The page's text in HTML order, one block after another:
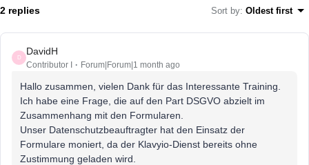
2 replies Sort by: Oldest first
D
DavidH
Contributor I Forum|Forum|1 month ago
Hallo zusammen, vielen Dank für das Interessante Training.
Ich habe eine Frage, die auf den Part DSGVO abzielt im
Zusammenhang mit den Formularen.
Unser Datenschutzbeauftragter hat den Einsatz der
Formulare moniert, da der Klavyio-Dienst bereits ohne
Zustimmung geladen wird.